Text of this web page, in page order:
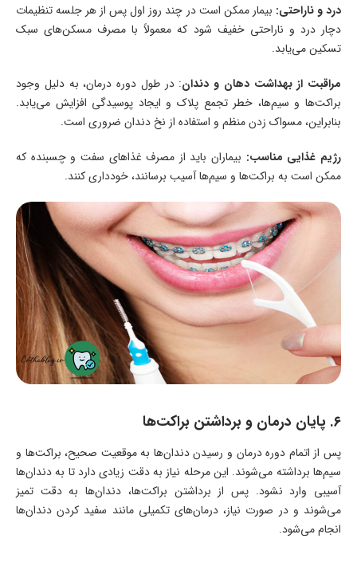
درد و ناراحتی: بیمار ممکن است در چند روز اول پس از هر جلسه تنظیمات
دچار درد و ناراحتی خفیف شود که معمولاً با مصرف مسکن‌های سبک
تسکین می‌یابد.
مراقبت از بهداشت دهان و دندان: در طول دوره درمان، به دلیل وجود
براکت‌ها و سیم‌ها، خطر تجمع پلاک و ایجاد پوسیدگی افزایش می‌یابد.
بنابراین، مسواک زدن منظم و استفاده از نخ دندان ضروری است.
رژیم غذایی مناسب: بیماران باید از مصرف غذاهای سفت و چسبنده که
ممکن است به براکت‌ها و سیم‌ها آسیب برسانند، خودداری کنند.
۶. پایان درمان و برداشتن براکت‌ها
پس از اتمام دوره درمان و رسیدن دندان‌ها به موقعیت صحیح، براکت‌ها و
سیم‌ها برداشته می‌شوند. این مرحله نیاز به دقت زیادی دارد تا به دندان‌ها
آسیبی وارد نشود. پس از برداشتن براکت‌ها، دندان‌ها به دقت تمیز
می‌شوند و در صورت نیاز، درمان‌های تکمیلی مانند سفید کردن دندان‌ها
انجام می‌شود.